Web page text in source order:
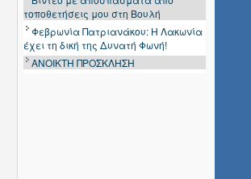
τοποθετήσεις μου στη Βουλή
Φεβρωνία Πατριανάκου: Η Λακωνία
έχει τη δική της Δυνατή Φωνή!
ΑΝΟΙΚΤΗ ΠΡΟΣΚΛΗΣΗ